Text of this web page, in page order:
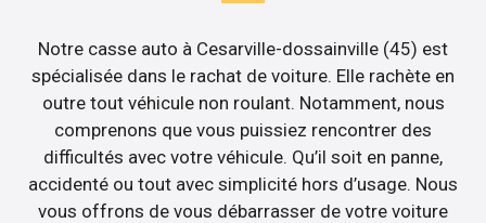
Notre casse auto à Cesarville-dossainville (45) est
spécialisée dans le rachat de voiture. Elle rachète en
outre tout véhicule non roulant. Notamment, nous
comprenons que vous puissiez rencontrer des
difficultés avec votre véhicule. Qu’il soit en panne,
accidenté ou tout avec simplicité hors d’usage. Nous
vous offrons de vous débarrasser de votre voiture